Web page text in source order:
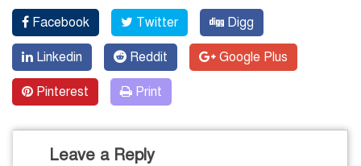
Facebook Twitter Digg
Linkedin Reddit Google Plus
Pinterest Print
Leave a Reply